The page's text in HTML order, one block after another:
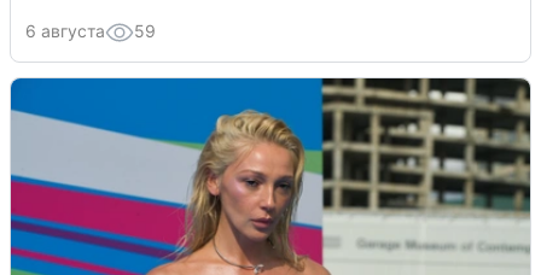
6 августа 59